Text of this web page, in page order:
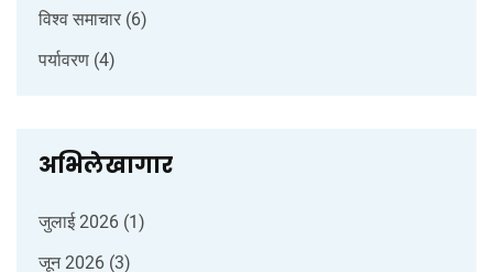
विश्व समाचार (6)
पर्यावरण (4)
अभिलेखागार
जुलाई 2026 (1)
जून 2026 (3)